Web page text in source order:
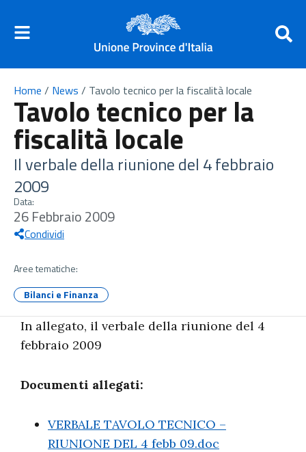
Home / News / Tavolo tecnico per la fiscalità locale
Tavolo tecnico per la
fiscalità locale
Il verbale della riunione del 4 febbraio
2009
Data:
26 Febbraio 2009
Condividi
Aree tematiche:
Bilanci e Finanza
In allegato, il verbale della riunione del 4
febbraio 2009
Documenti allegati:
VERBALE TAVOLO TECNICO –
RIUNIONE DEL 4 febb 09.doc